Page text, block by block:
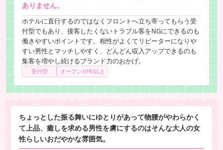
ありません。
ホテルに直行するのではなくフロントへ立ち寄ってもらう受
付型でもあり、接客したくないトラブル客をNGにできるのも
働きやすいポイントです。相性がよくてリピーターになりや
すい男性とマッチしやすく、どんどん収入アップできるのも
集客を増やし続けるブランド力のおかげ。
受付型 オープン10年以上
ちょっとした振る舞いにゆとりがあって物腰がやわらかく
て上品、癒しを求める男性を虜にするのはそんな大人の女
性らしいおだやかな雰囲気。